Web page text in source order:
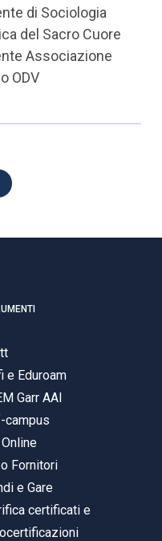
di Sociologia
del Sacro Cuore
Associazione
ODV
e Eduroam
Garr AAI
campus
Fornitori
e Gare
certificati e